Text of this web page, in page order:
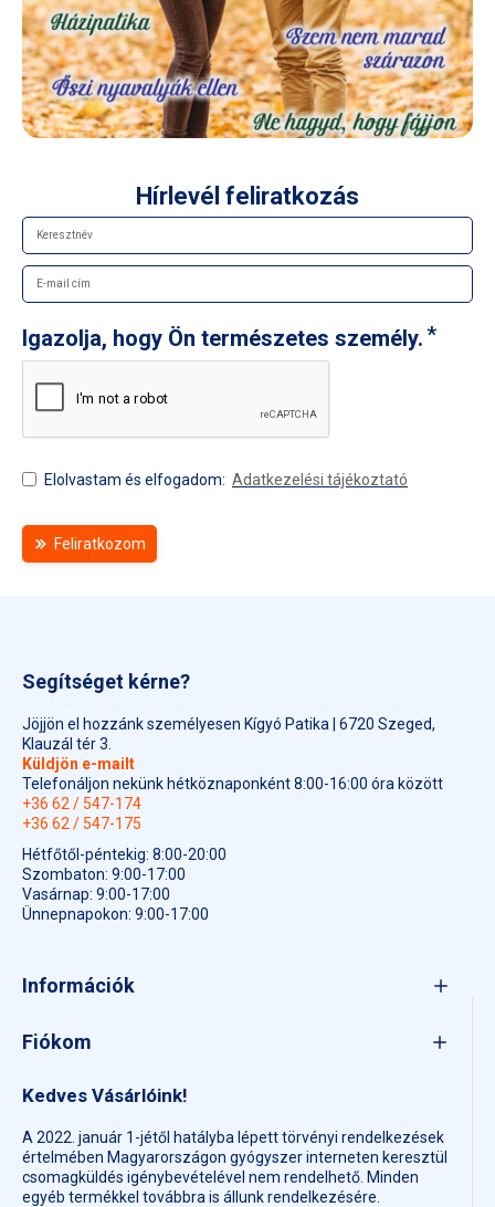
Hírlevél feliratkozás
Igazolja, hogy Ön természetes személy.
Elolvastam és elfogadom: Adatkezelési tájékoztató
Feliratkozom
Segítséget kérne?
Jöjjön el hozzánk személyesen Kígyó Patika | 6720 Szeged,
Klauzál tér 3.
Küldjön e-mailt
Telefonáljon nekünk hétköznaponként 8:00-16:00 óra között
+36 62 / 547-174
+36 62 / 547-175
Hétfőtől-péntekig: 8:00-20:00
Szombaton: 9:00-17:00
Vasárnap: 9:00-17:00
Ünnepnapokon: 9:00-17:00
Információk
Fiókom
Kedves Vásárlóink!
A 2022. január 1-jétől hatályba lépett törvényi rendelkezések
értelmében Magyarországon gyógyszer interneten keresztül
csomagküldés igénybevételével nem rendelhető. Minden
egyéb termékkel továbbra is állunk rendelkezésére.